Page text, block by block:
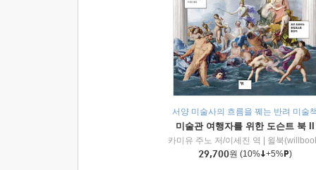
서양 미술사의 흐름을 꿰는 반려 미술
미술관 여행자를 위한 도슨트 북 II
카미유 주노 저/이세진 역
윌북
29,700원 (10% +5% )